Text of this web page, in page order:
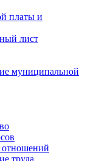
платы и
лист
муниципальной
отношений
труда